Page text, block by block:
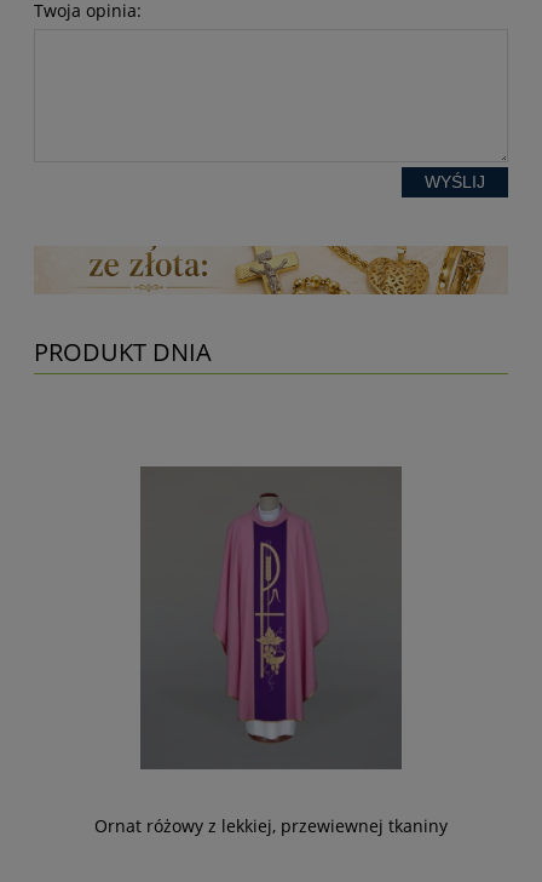
Twoja opinia:
WYŚLIJ
PRODUKT DNIA
Ornat różowy z lekkiej, przewiewnej tkaniny